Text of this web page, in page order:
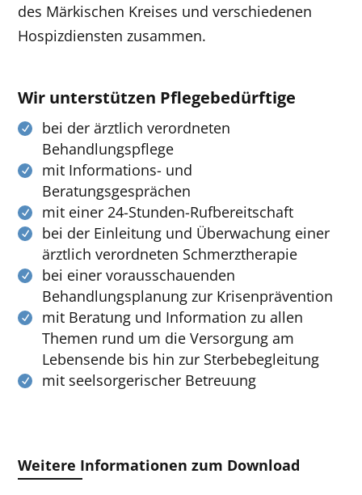
des Märkischen Kreises und verschiedenen
Hospizdiensten zusammen.
Wir unterstützen Pflegebedürftige
bei der ärztlich verordneten
Behandlungspflege
mit Informations- und
Beratungsgesprächen
mit einer 24-Stunden-Rufbereitschaft
bei der Einleitung und Überwachung einer
ärztlich verordneten Schmerztherapie
bei einer vorausschauenden
Behandlungsplanung zur Krisenprävention
mit Beratung und Information zu allen
Themen rund um die Versorgung am
Lebensende bis hin zur Sterbebegleitung
mit seelsorgerischer Betreuung
Weitere Informationen zum Download